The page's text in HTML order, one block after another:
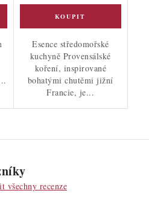
Esence středomořské
kuchyně Provensálské
koření, inspirované
bohatými chutěmi jižní
Francie, je...
všechny recenze